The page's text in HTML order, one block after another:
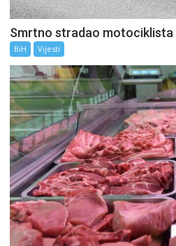
Smrtno stradao motociklista
BiH Vijesti